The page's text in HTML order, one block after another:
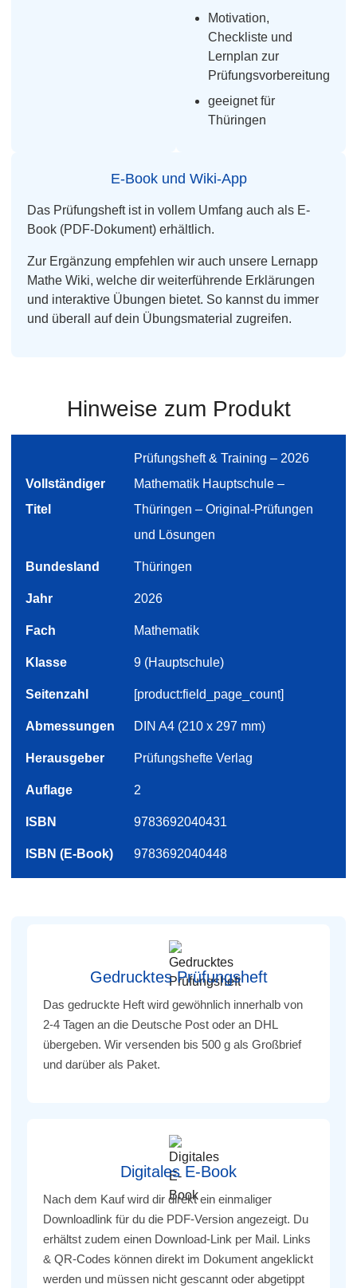
Motivation,
Checkliste und
Lernplan zur
Prüfungsvorbereitung
geeignet für
Thüringen
E-Book und Wiki-App
Das Prüfungsheft ist in vollem Umfang auch als E-
Book (PDF-Dokument) erhältlich.
Zur Ergänzung empfehlen wir auch unsere Lernapp
Mathe Wiki, welche dir weiterführende Erklärungen
und interaktive Übungen bietet. So kannst du immer
und überall auf dein Übungsmaterial zugreifen.
Hinweise zum Produkt
Vollständiger
Titel
Prüfungsheft & Training – 2026
Mathematik Hauptschule –
Thüringen – Original-Prüfungen
und Lösungen
Bundesland Thüringen
Jahr 2026
Fach Mathematik
Klasse 9 (Hauptschule)
Seitenzahl [product:field_page_count]
Abmessungen DIN A4 (210 x 297 mm)
Herausgeber Prüfungshefte Verlag
Auflage 2
ISBN 9783692040431
ISBN (E-Book) 9783692040448
Gedrucktes Prüfungsheft
Das gedruckte Heft wird gewöhnlich innerhalb von
2-4 Tagen an die Deutsche Post oder an DHL
übergeben. Wir versenden bis 500 g als Großbrief
und darüber als Paket.
Digitales E-Book
Nach dem Kauf wird dir direkt ein einmaliger
Downloadlink für du die PDF-Version angezeigt. Du
erhältst zudem einen Download-Link per Mail. Links
& QR-Codes können direkt im Dokument angeklickt
werden und müssen nicht gescannt oder abgetippt